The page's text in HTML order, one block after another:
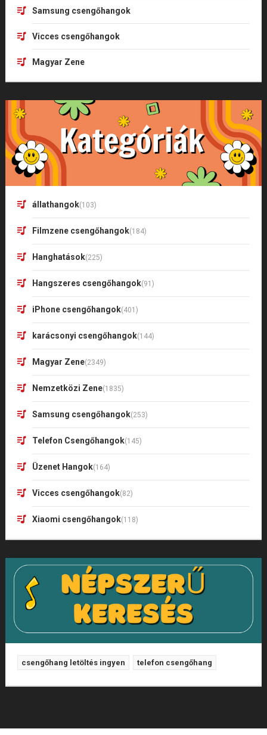
Samsung csengőhangok
Vicces csengőhangok
Magyar Zene
állathangok(103)
Filmzene csengőhangok(184)
Hanghatások(225)
Hangszeres csengőhangok(91)
iPhone csengőhangok(401)
karácsonyi csengőhangok(144)
Magyar Zene(2349)
Nemzetközi Zene(1835)
Samsung csengőhangok(253)
Telefon Csengőhangok(145)
Üzenet Hangok(164)
Vicces csengőhangok(82)
Xiaomi csengőhangok(118)
csengőhang letöltés ingyen telefon csengőhang